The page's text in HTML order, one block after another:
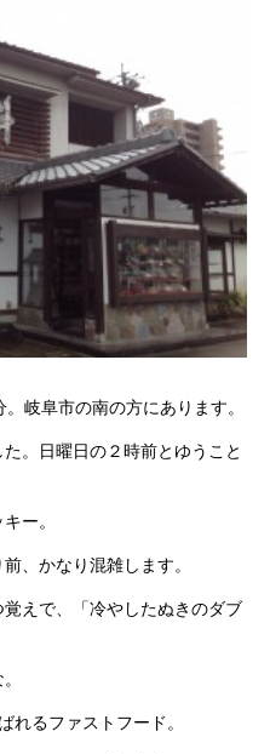
岐阜市の南の方にあります。
。日曜日の２時前とゆうこと
ー。
、かなり混雑します。
えで、「冷やしたぬきのダブ
れるファストフード。